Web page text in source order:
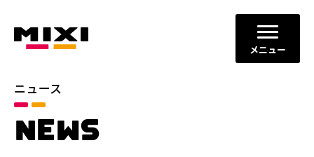
メニュー
ニュース
NEWS
カテゴリ
お知らせ